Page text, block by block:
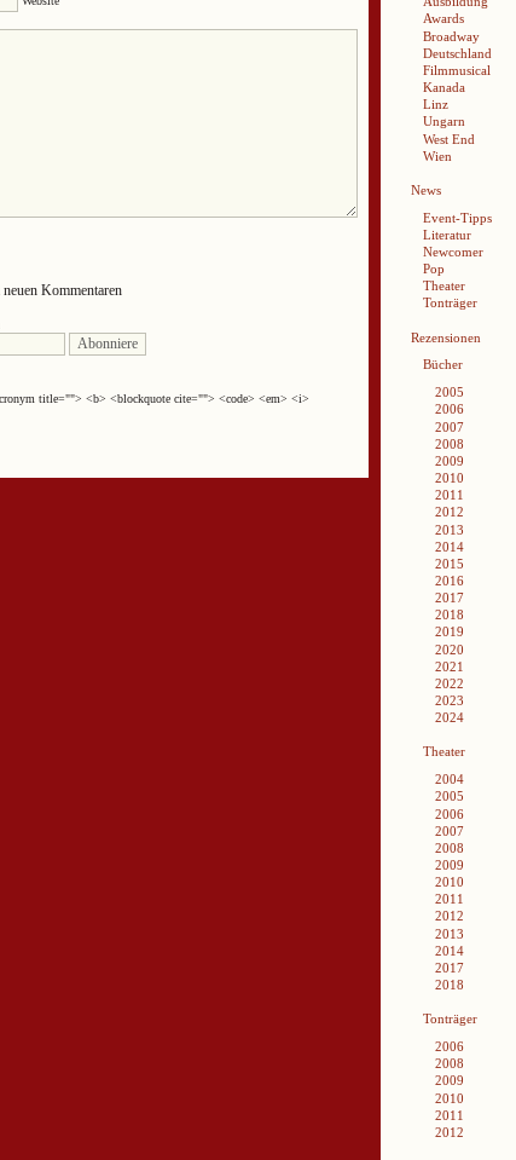
Kommentaren
title=""> <b> <blockquote cite=""> <code> <em> <i>
Awards
Broadway
Deutschland
Filmmusical
Kanada
Linz
Ungarn
West End
Wien
News
Event-Tipps
Literatur
Newcomer
Pop
Theater
Tonträger
Rezensionen
Bücher
2005
2006
2007
2008
2009
2010
2011
2012
2013
2014
2015
2016
2017
2018
2019
2020
2021
2022
2023
2024
Theater
2004
2005
2006
2007
2008
2009
2010
2011
2012
2013
2014
2017
2018
Tonträger
2006
2008
2009
2010
2011
2012